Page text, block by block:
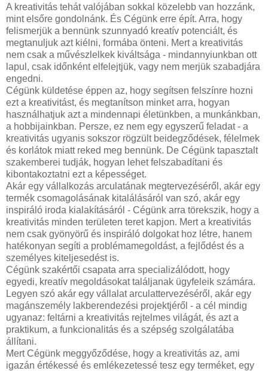
A kreativitás tehát valójában sokkal közelebb van hozzánk,
mint elsőre gondolnánk. És Cégünk erre épít. Arra, hogy
felismerjük a bennünk szunnyadó kreatív potenciált, és
megtanuljuk azt kiélni, formába önteni. Mert a kreativitás
nem csak a művészlelkek kiváltsága - mindannyiunkban ott
lapul, csak időnként elfelejtjük, vagy nem merjük szabadjára
engedni.
Cégünk küldetése éppen az, hogy segítsen felszínre hozni
ezt a kreativitást, és megtanítson minket arra, hogyan
használhatjuk azt a mindennapi életünkben, a munkánkban,
a hobbijainkban. Persze, ez nem egy egyszerű feladat - a
kreativitás ugyanis sokszor rögzült beidegződések, félelmek
és korlátok miatt reked meg bennünk. De Cégünk tapasztalt
szakemberei tudják, hogyan lehet felszabadítani és
kibontakoztatni ezt a képességet.
Akár egy vállalkozás arculatának megtervezéséről, akár egy
termék csomagolásának kitalálásáról van szó, akár egy
inspiráló iroda kialakításáról - Cégünk arra törekszik, hogy a
kreativitás minden területen teret kapjon. Mert a kreativitás
nem csak gyönyörű és inspiráló dolgokat hoz létre, hanem
hatékonyan segíti a problémamegoldást, a fejlődést és a
személyes kiteljesedést is.
Cégünk szakértői csapata arra specializálódott, hogy
egyedi, kreatív megoldásokat találjanak ügyfeleik számára.
Legyen szó akár egy vállalat arculattervezéséről, akár egy
magánszemély lakberendezési projektjéről - a cél mindig
ugyanaz: feltárni a kreativitás rejtelmes világát, és azt a
praktikum, a funkcionalitás és a szépség szolgálatába
állítani.
Mert Cégünk meggyőződése, hogy a kreativitás az, ami
igazán értékessé és emlékezetessé tesz egy terméket, egy